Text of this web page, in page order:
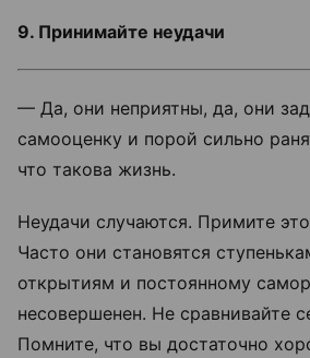
9. Принимайте неудачи
— Да, они неприятны, да, они
самооценку и порой сильно
что такова жизнь.
Неудачи случаются. Примите
Часто они становятся
открытиям и постоянному
несовершенен. Не сравнивайте
Помните, что вы достаточно